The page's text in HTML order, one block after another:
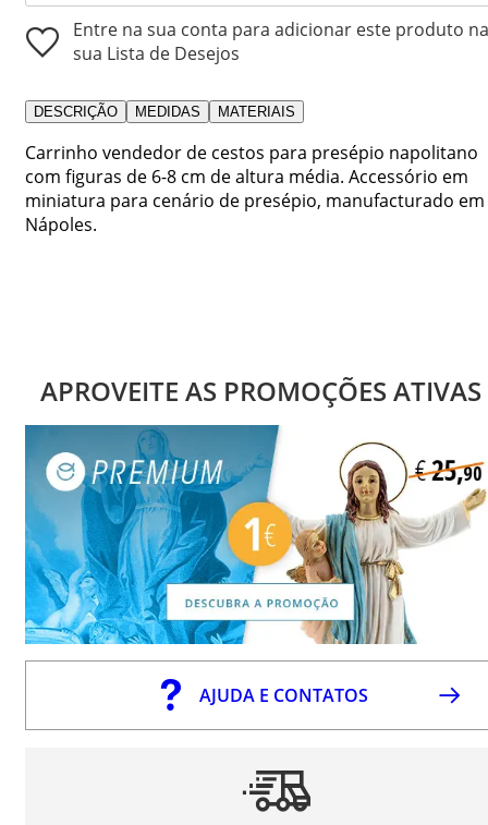
Entre na sua conta para adicionar este produto na
sua Lista de Desejos
DESCRIÇÃO MEDIDAS MATERIAIS
Carrinho vendedor de cestos para presépio napolitano
com figuras de 6-8 cm de altura média. Accessório em
miniatura para cenário de presépio, manufacturado em
Nápoles.
APROVEITE AS PROMOÇÕES ATIVAS
AJUDA E CONTATOS